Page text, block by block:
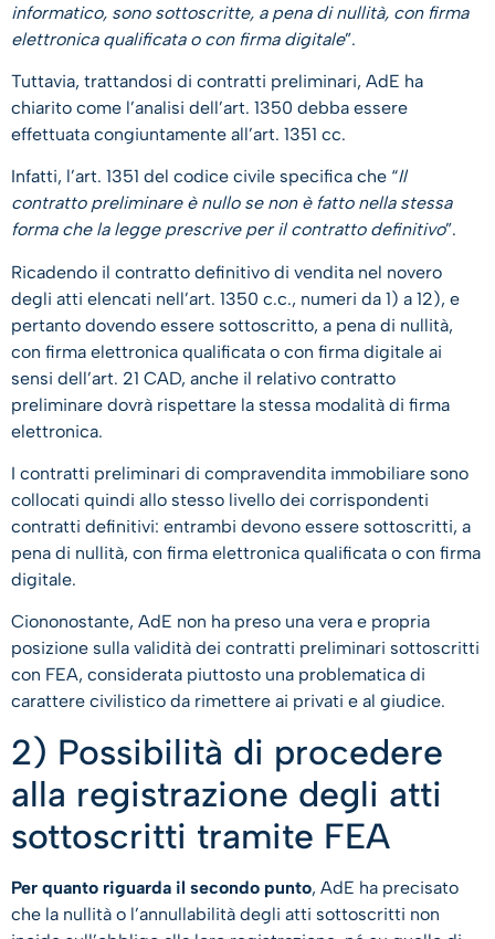
informatico, sono sottoscritte, a pena di nullità, con firma
elettronica qualificata o con firma digitale”.
Tuttavia, trattandosi di contratti preliminari, AdE ha
chiarito come l’analisi dell’art. 1350 debba essere
effettuata congiuntamente all’art. 1351 cc.
Infatti, l’art. 1351 del codice civile specifica che “Il
contratto preliminare è nullo se non è fatto nella stessa
forma che la legge prescrive per il contratto definitivo”.
Ricadendo il contratto definitivo di vendita nel novero
degli atti elencati nell’art. 1350 c.c., numeri da 1) a 12), e
pertanto dovendo essere sottoscritto, a pena di nullità,
con firma elettronica qualificata o con firma digitale ai
sensi dell’art. 21 CAD, anche il relativo contratto
preliminare dovrà rispettare la stessa modalità di firma
elettronica.
I contratti preliminari di compravendita immobiliare sono
collocati quindi allo stesso livello dei corrispondenti
contratti definitivi: entrambi devono essere sottoscritti, a
pena di nullità, con firma elettronica qualificata o con firma
digitale.
Ciononostante, AdE non ha preso una vera e propria
posizione sulla validità dei contratti preliminari sottoscritti
con FEA, considerata piuttosto una problematica di
carattere civilistico da rimettere ai privati e al giudice.
2) Possibilità di procedere
alla registrazione degli atti
sottoscritti tramite FEA
Per quanto riguarda il secondo punto, AdE ha precisato
che la nullità o l’annullabilità degli atti sottoscritti non